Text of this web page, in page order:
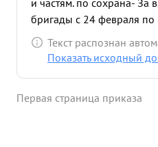
и частям. по сохрана- За
бригады с 24 февраля
того находясь в тылах
перевозкой боепри Тов.
Текст распознан
Показать исходный
Первая страница приказа